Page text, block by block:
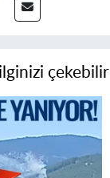
çekebilir